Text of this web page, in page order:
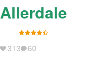
Allerdale
313 60